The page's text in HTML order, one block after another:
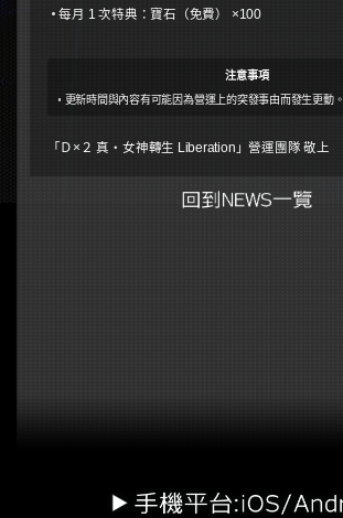
每月 1 次特典：寶石（免費） ×100
注意事項
更新時間與內容有可能因為營運上的突發事由而發生更動。
「Ｄ×２ 真・女神轉生 Liberation」營運團隊 敬上